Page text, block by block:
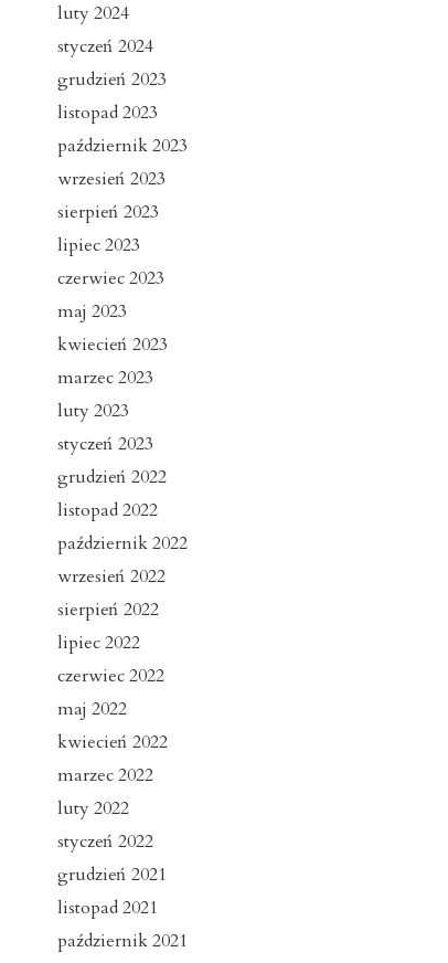
luty 2024
styczeń 2024
grudzień 2023
listopad 2023
październik 2023
wrzesień 2023
sierpień 2023
lipiec 2023
czerwiec 2023
maj 2023
kwiecień 2023
marzec 2023
luty 2023
styczeń 2023
grudzień 2022
listopad 2022
październik 2022
wrzesień 2022
sierpień 2022
lipiec 2022
czerwiec 2022
maj 2022
kwiecień 2022
marzec 2022
luty 2022
styczeń 2022
grudzień 2021
listopad 2021
październik 2021